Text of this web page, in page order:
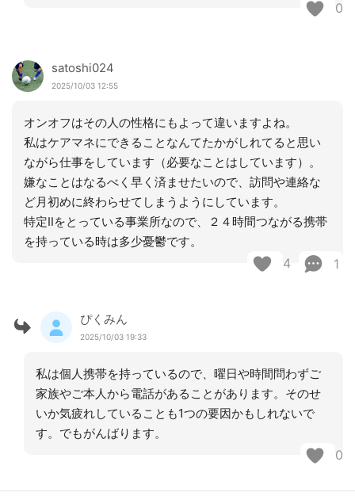
0
satoshi024
2025/10/03 12:55
オンオフはその人の性格にもよって違いますよね。
私はケアマネにできることなんてたかがしれてると思い
ながら仕事をしています（必要なことはしています）。
嫌なことはなるべく早く済ませたいので、訪問や連絡な
ど月初めに終わらせてしまうようにしています。
特定Ⅱをとっている事業所なので、２４時間つながる携帯
を持っている時は多少憂鬱です。
4 1
ぴくみん
2025/10/03 19:33
私は個人携帯を持っているので、曜日や時間問わずご
家族やご本人から電話があることがあります。そのせ
いか気疲れしていることも1つの要因かもしれないで
す。でもがんばります。
0